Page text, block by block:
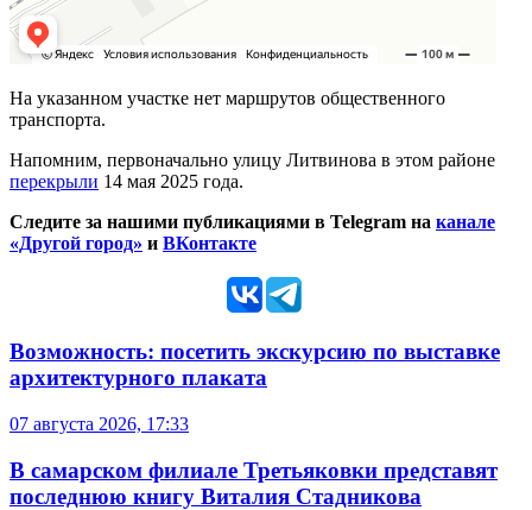
На указанном участке нет маршрутов общественного
транспорта.
Напомним, первоначально улицу Литвинова в этом районе
перекрыли 14 мая 2025 года.
Следите за нашими публикациями в Telegram на канале
«Другой город» и ВКонтакте
Возможность: посетить экскурсию по выставке
архитектурного плаката
07 августа 2026, 17:33
В самарском филиале Третьяковки представят
последнюю книгу Виталия Стадникова